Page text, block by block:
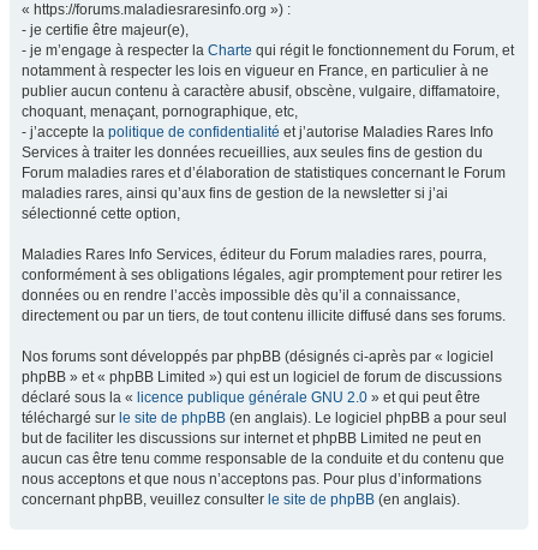
« https://forums.maladiesraresinfo.org ») :
- je certifie être majeur(e),
- je m’engage à respecter la Charte qui régit le fonctionnement du Forum, et
notamment à respecter les lois en vigueur en France, en particulier à ne
publier aucun contenu à caractère abusif, obscène, vulgaire, diffamatoire,
choquant, menaçant, pornographique, etc,
- j’accepte la politique de confidentialité et j’autorise Maladies Rares Info
Services à traiter les données recueillies, aux seules fins de gestion du
Forum maladies rares et d’élaboration de statistiques concernant le Forum
maladies rares, ainsi qu’aux fins de gestion de la newsletter si j’ai
sélectionné cette option,
Maladies Rares Info Services, éditeur du Forum maladies rares, pourra,
conformément à ses obligations légales, agir promptement pour retirer les
données ou en rendre l’accès impossible dès qu’il a connaissance,
directement ou par un tiers, de tout contenu illicite diffusé dans ses forums.
Nos forums sont développés par phpBB (désignés ci-après par « logiciel
phpBB » et « phpBB Limited ») qui est un logiciel de forum de discussions
déclaré sous la « licence publique générale GNU 2.0 » et qui peut être
téléchargé sur le site de phpBB (en anglais). Le logiciel phpBB a pour seul
but de faciliter les discussions sur internet et phpBB Limited ne peut en
aucun cas être tenu comme responsable de la conduite et du contenu que
nous acceptons et que nous n’acceptons pas. Pour plus d’informations
concernant phpBB, veuillez consulter le site de phpBB (en anglais).